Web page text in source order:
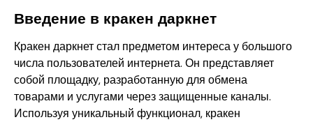
Введение в кракен даркнет
Кракен даркнет стал предметом интереса у большого
числа пользователей интернета. Он представляет
собой площадку, разработанную для обмена
товарами и услугами через защищенные каналы.
Используя уникальный функционал, кракен